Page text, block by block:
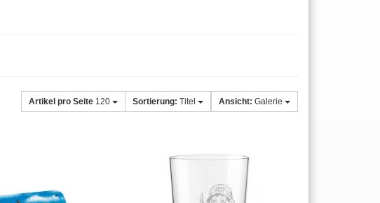
Ansicht: Galerie
Sortierung: Titel
Artikel pro Seite 120